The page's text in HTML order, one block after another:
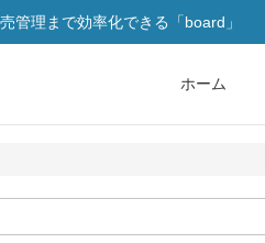
管理まで効率化できる「board」
ホーム